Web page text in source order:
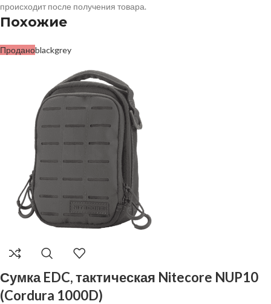
происходит после получения товара.
Похожие
Проданоblackgrey
Сумка EDC, тактическая Nitecore NUP10
(Cordura 1000D)